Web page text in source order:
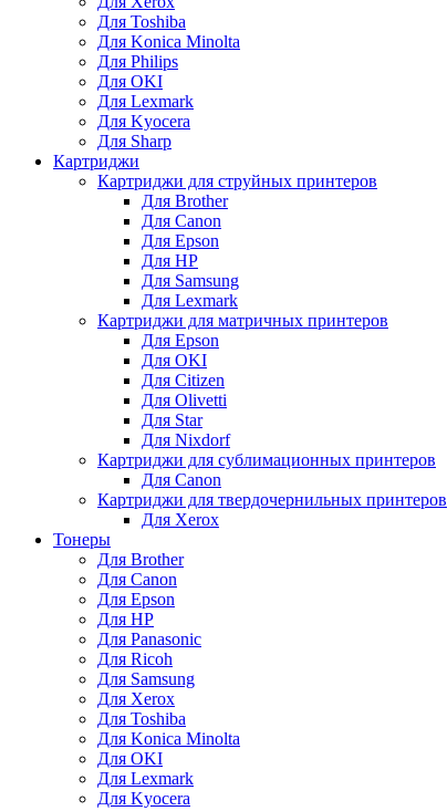
Для Toshiba
Для Konica Minolta
Для Philips
Для OKI
Для Lexmark
Для Kyocera
Для Sharp
Картриджи
Картриджи для струйных принтеров
Для Brother
Для Canon
Для Epson
Для HP
Для Samsung
Для Lexmark
Картриджи для матричных принтеров
Для Epson
Для OKI
Для Citizen
Для Olivetti
Для Star
Для Nixdorf
Картриджи для сублимационных принтеров
Для Canon
Картриджи для твердочернильных принтеров
Для Xerox
Тонеры
Для Brother
Для Canon
Для Epson
Для HP
Для Panasonic
Для Ricoh
Для Samsung
Для Xerox
Для Toshiba
Для Konica Minolta
Для OKI
Для Lexmark
Для Kyocera